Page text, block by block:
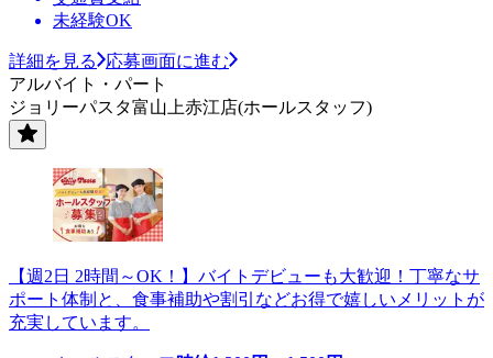
未経験OK
詳細を見る
応募画面に進む
アルバイト・パート
ジョリーパスタ富山上赤江店(ホールスタッフ)
【週2日 2時間～OK！】バイトデビューも大歓迎！丁寧なサ
ポート体制と、食事補助や割引などお得で嬉しいメリットが
充実しています。